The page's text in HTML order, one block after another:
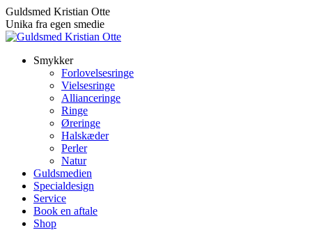
Skip
to
content
Guldsmed Kristian Otte
Unika fra egen smedie
Smykker
Forlovelsesringe
Vielsesringe
Allianceringe
Ringe
Øreringe
Halskæder
Perler
Natur
Guldsmedien
Specialdesign
Service
Book en aftale
Shop